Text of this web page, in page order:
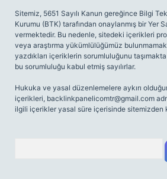
Sitemiz, 5651 Sayılı Kanun gereğince Bilgi
Kurumu (BTK) tarafından onaylanmış bir Yer
vermektedir. Bu nedenle, sitedeki içerikleri
veya araştırma yükümlülüğümüz
yazdıkları içeriklerin sorumluluğunu
bu sorumluluğu kabul etmiş sayılırlar.
Hukuka ve yasal düzenlemelere aykırı
içerikleri, backlinkpanelicomtr@gmail.com
ilgili içerikler yasal süre içerisinde sitemizden